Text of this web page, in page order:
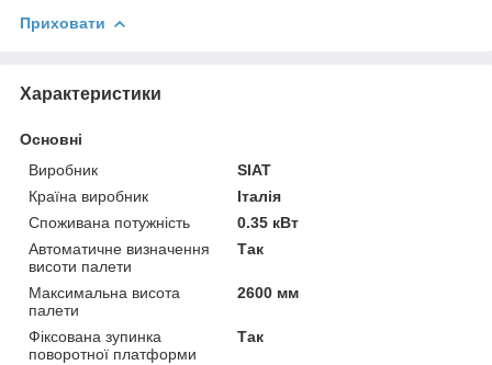
Приховати
Характеристики
Основні
Виробник
SIAT
Країна виробник
Італія
Споживана потужність
0.35 кВт
Автоматичне визначення
висоти палети
Так
Максимальна висота
палети
2600 мм
Фіксована зупинка
поворотної платформи
Так